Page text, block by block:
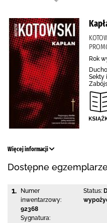
Rok
Sekty
Więcej informacji
Dostępne
1.
Numer
inwentarzowy:
92368
Sygnatura:
Status: